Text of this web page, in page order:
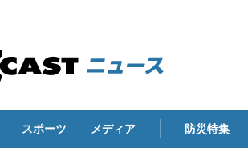
スポーツ メディア 防災特集